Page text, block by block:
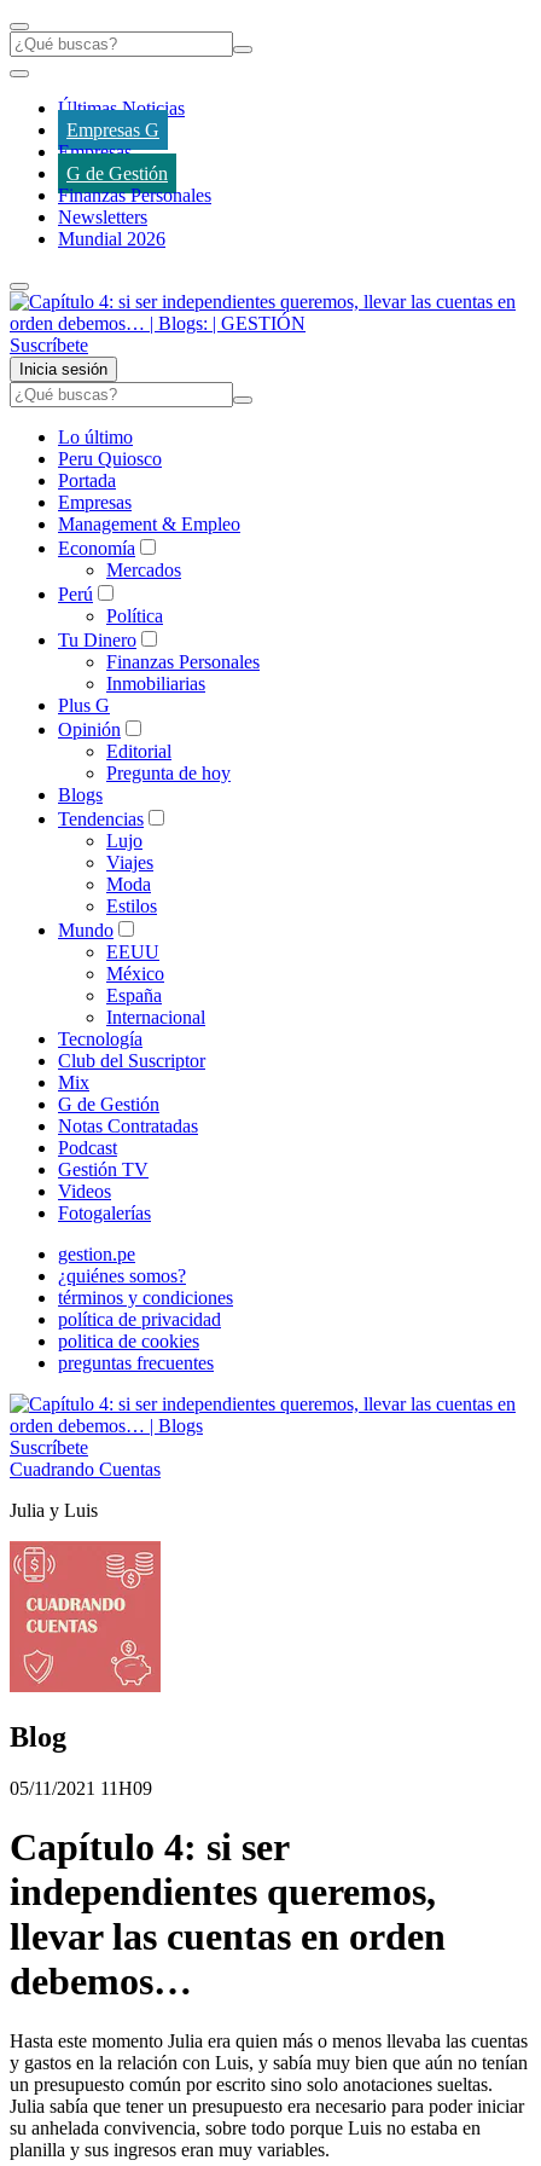
Últimas Noticias
Empresas G
Empresas
G de Gestión
Finanzas Personales
Newsletters
Mundial 2026
Suscríbete
Inicia sesión
Lo último
Peru Quiosco
Portada
Empresas
Management & Empleo
Economía
Mercados
Perú
Política
Tu Dinero
Finanzas Personales
Inmobiliarias
Plus G
Opinión
Editorial
Pregunta de hoy
Blogs
Tendencias
Lujo
Viajes
Moda
Estilos
Mundo
EEUU
México
España
Internacional
Tecnología
Club del Suscriptor
Mix
G de Gestión
Notas Contratadas
Podcast
Gestión TV
Videos
Fotogalerías
gestion.pe
¿quiénes somos?
términos y condiciones
política de privacidad
politica de cookies
preguntas frecuentes
Suscríbete
Cuadrando Cuentas
Julia y Luis
Blog
05/11/2021 11H09
Capítulo 4: si ser
independientes queremos,
llevar las cuentas en orden
debemos…
Hasta este momento Julia era quien más o menos llevaba las cuentas
y gastos en la relación con Luis, y sabía muy bien que aún no tenían
un presupuesto común por escrito sino solo anotaciones sueltas.
Julia sabía que tener un presupuesto era necesario para poder iniciar
su anhelada convivencia, sobre todo porque Luis no estaba en
planilla y sus ingresos eran muy variables.